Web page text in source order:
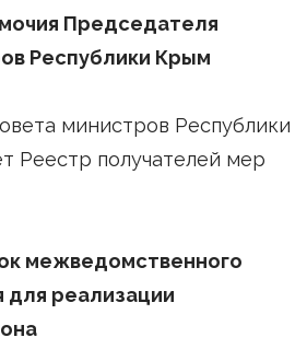
Председателя
Республики Крым
министров Республики
Реестр получателей мер
межведомственного
для реализации